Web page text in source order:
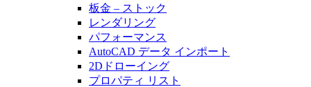
板金 – ストック
レンダリング
パフォーマンス
AutoCAD データ インポート
2Dドローイング
プロパティ リスト